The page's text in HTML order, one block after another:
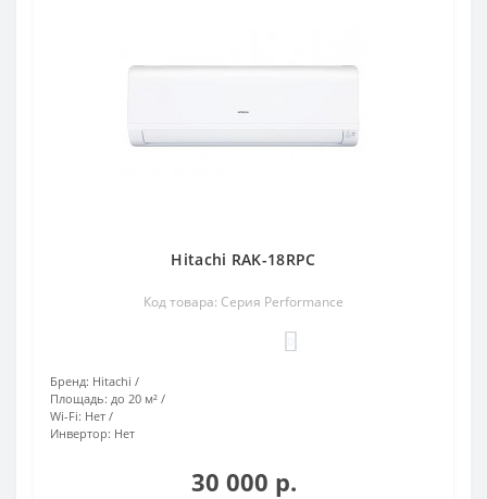
Hitachi RAK-18RPC
Код товара: Серия Performance
Бренд: Hitachi
Площадь: до 20 м²
Wi-Fi: Нет
Инвертор: Нет
30 000 р.